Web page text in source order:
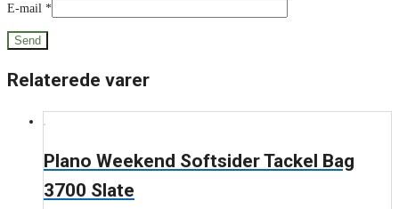
E-mail *
Relaterede varer
Plano Weekend Softsider Tackel Bag
3700 Slate